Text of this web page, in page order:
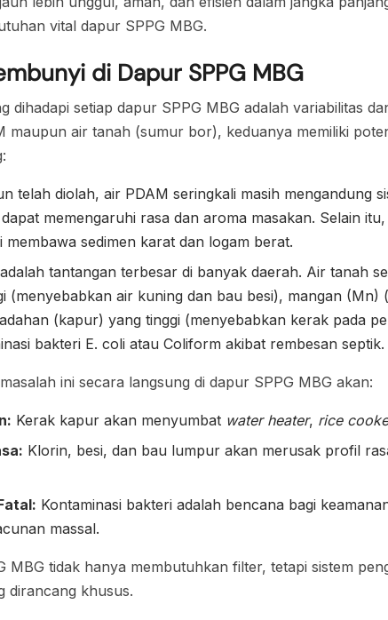
vital dapur SPPG MBG.
di Dapur SPPG MBG
dihadapi setiap dapur SPPG MBG adalah variabilitas
maupun air tanah (sumur bor), keduanya memiliki
telah diolah, air PDAM seringkali masih mengandung
memengaruhi rasa dan aroma masakan. Selain
sedimen karat dan logam berat.
tantangan terbesar di banyak daerah. Air tanah
(menyebabkan air kuning dan bau besi), mangan (Mn)
(kapur) yang tinggi (menyebabkan kerak pada
bakteri E. coli atau Coliform akibat rembesan septik.
ini secara langsung di dapur SPPG MBG akan:
Kerak kapur akan menyumbat water heater, rice
Klorin, besi, dan bau lumpur akan merusak profil
Kontaminasi bakteri adalah bencana bagi
massal.
MBG tidak hanya membutuhkan filter, tetapi sistem
dirancang khusus.